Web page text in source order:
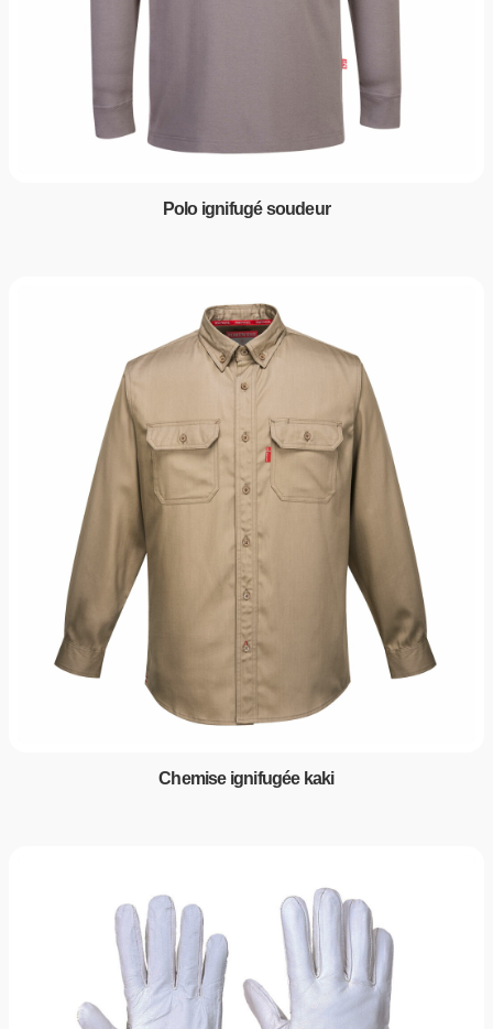
Polo ignifugé soudeur
Chemise ignifugée kaki